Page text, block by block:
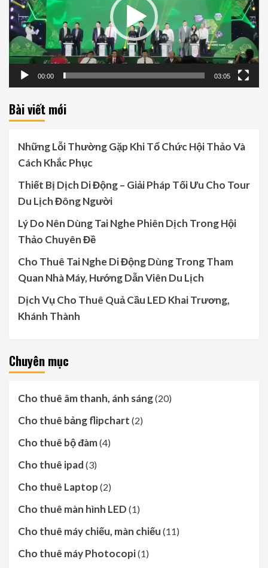
00:00 03:05
Bài viết mới
Những Lỗi Thường Gặp Khi Tổ Chức Hội Thảo Và
Cách Khắc Phục
Thiết Bị Dịch Di Động – Giải Pháp Tối Ưu Cho Tour
Du Lịch Đông Người
Lý Do Nên Dùng Tai Nghe Phiên Dịch Trong Hội
Thảo Chuyên Đề
Cho Thuê Tai Nghe Di Động Dùng Trong Tham
Quan Nhà Máy, Hướng Dẫn Viên Du Lịch
Dịch Vụ Cho Thuê Quả Cầu LED Khai Trương,
Khánh Thành
Chuyên mục
Cho thuê âm thanh, ánh sáng(20)
Cho thuê bảng flipchart (2)
Cho thuê bộ đàm(4)
Cho thuê ipad (3)
Cho thuê Laptop (2)
Cho thuê màn hình LED (1)
Cho thuê máy chiếu, màn chiếu (11)
Cho thuê máy Photocopi(1)